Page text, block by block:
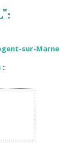
sur-Marne
: